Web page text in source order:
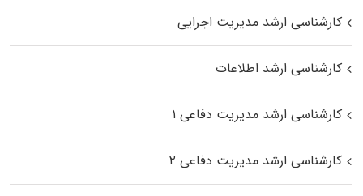
کارشناسی ارشد مدیریت اجرایی
کارشناسی ارشد اطلاعات
کارشناسی ارشد مدیریت دفاعی ۱
کارشناسی ارشد مدیریت دفاعی ۲